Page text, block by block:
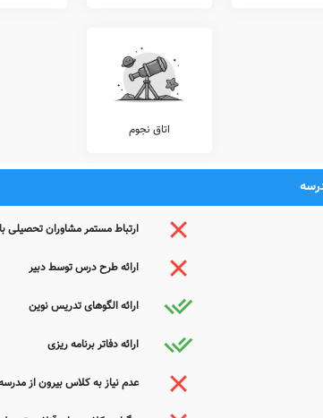
کلاس های آمادگی المپیاد، آموزش زبان عربی، کلاس های فوق
آموزش قرآن، آموزش های مهارتی، آموزش خوشنویسی، آموزش موسیقی،
خصوص خدمات فوق برنامه ارائه شده توسط مدرسه حرفه ای بوعلی سینا، با
خدمات پزشکی شنوایی سنجی، معاینات پدیکلوزیس، آنالیز ساختار
بوعلی سینا تماس حاصل نمایید.
در هر مدرسه، شامل آزمایشگاه های زیست شناسی، شیمی، ریاضی،
جداگانه از سیستم آموزشی وزارت آموزش و پرورش، نظیر آکادمی
نیز از این قاعده مستثنی نیست.
رایگان، برگزاری کارگاه های مشاوره ایِ خانواده، برگزاری کارگاه های
اتاق نجوم
ارتباط مستمر مشاوران تحصیلی با
ارائه طرح درس توسط دبیر
ارائه الگوهای تدریس نوین
ارائه دفاتر برنامه ریزی
عدم نیاز به کلاس بیرون از